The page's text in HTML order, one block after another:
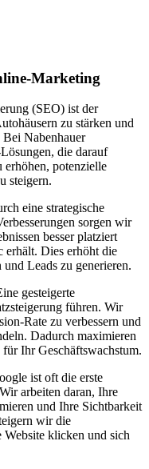
Marketing
(SEO) ist der
zu stärken und
Nabenhauer
die darauf
potenzielle
steigern.
eine strategische
sorgen wir
besser platziert
erhält. Dies erhöht die
Leads zu generieren.
gesteigerte
führen. Wir
Rate zu verbessern und
Dadurch maximieren
Ihr Geschäftswachstum.
ist oft die erste
arbeiten daran, Ihre
und Ihre Sichtbarkeit
wir die
klicken und sich